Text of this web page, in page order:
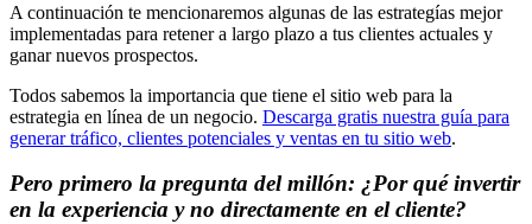
A continuación te mencionaremos algunas de las estrategías mejor
implementadas para retener a largo plazo a tus clientes actuales y
ganar nuevos prospectos.
Todos sabemos la importancia que tiene el sitio web para la
estrategia en línea de un negocio. Descarga gratis nuestra guía para
generar tráfico, clientes potenciales y ventas en tu sitio web.
Pero primero la pregunta del millón: ¿Por qué invertir
en la experiencia y no directamente en el cliente?